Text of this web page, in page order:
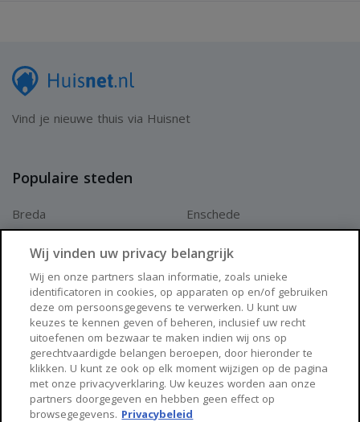
Vind je nieuwe thuis via Huisnet
Populaire steden
Breda
Arnhem
Enschede
Zwolle
Huisnet
Over Huisnet
Algemene voorwaarden
Wij vinden uw privacy belangrijk
Wij en onze partners slaan informatie, zoals unieke
identificatoren in cookies, op apparaten op en/of gebruiken
deze om persoonsgegevens te verwerken. U kunt uw
keuzes te kennen geven of beheren, inclusief uw recht
uitoefenen om bezwaar te maken indien wij ons op
gerechtvaardigde belangen beroepen, door hieronder te
klikken. U kunt ze ook op elk moment wijzigen op de pagina
met onze privacyverklaring. Uw keuzes worden aan onze
partners doorgegeven en hebben geen effect op
browsegegevens. Privacybeleid